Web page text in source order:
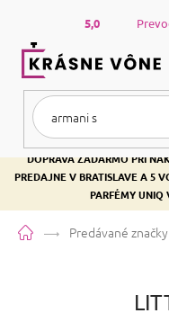
obsah
DOPRAVA ZADARMO PRI
PREDAJNE V BRATISLAVE A 5
PARFÉMY UNIQ
5,0
DomovPredávané značky